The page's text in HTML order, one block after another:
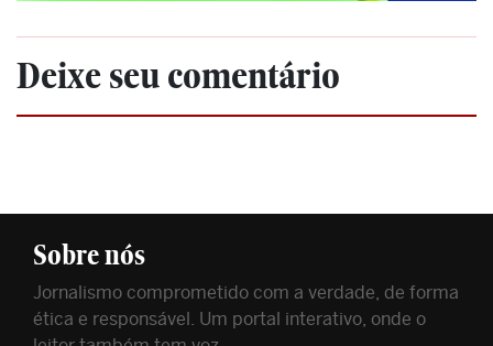
Deixe seu comentário
Sobre nós
Jornalismo comprometido com a verdade, de forma
ética e responsável. Um portal interativo, onde o